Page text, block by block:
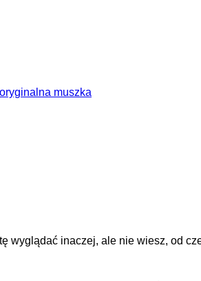
oryginalna muszka
wyglądać inaczej, ale nie wiesz, od